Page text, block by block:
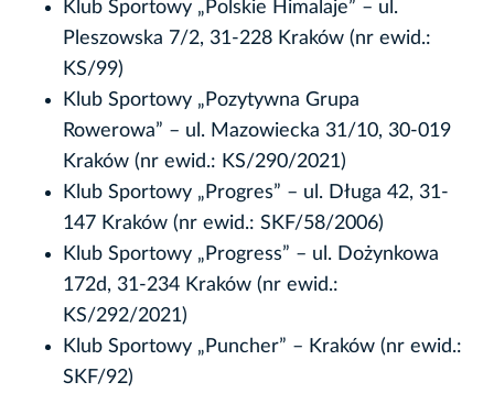
Klub Sportowy „Polskie Himalaje” – ul.
Pleszowska 7/2, 31-228 Kraków (nr ewid.:
KS/99)
Klub Sportowy „Pozytywna Grupa
Rowerowa” – ul. Mazowiecka 31/10, 30-019
Kraków (nr ewid.: KS/290/2021)
Klub Sportowy „Progres” – ul. Długa 42, 31-
147 Kraków (nr ewid.: SKF/58/2006)
Klub Sportowy „Progress” – ul. Dożynkowa
172d, 31-234 Kraków (nr ewid.:
KS/292/2021)
Klub Sportowy „Puncher” – Kraków (nr ewid.:
SKF/92)